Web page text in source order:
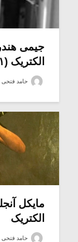
جیمی
الکتریک (۱)
حامد فتحی
مایکل
الکتریک
حامد فتحی